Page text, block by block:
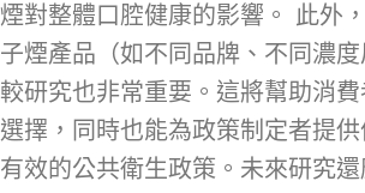
煙對整體口腔健康的影響。 此外
子煙產品（如不同品牌、不同濃
較研究也非常重要。這將幫助消
選擇，同時也能為政策制定者提
有效的公共衛生政策。未來研究